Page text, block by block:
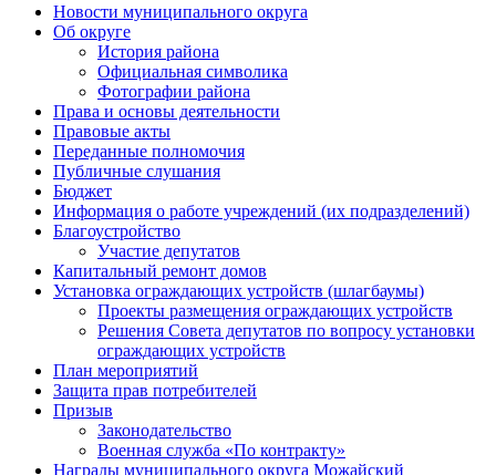
Новости муниципального округа
Об округе
История района
Официальная символика
Фотографии района
Права и основы деятельности
Правовые акты
Переданные полномочия
Публичные слушания
Бюджет
Информация о работе учреждений (их подразделений)
Благоустройство
Участие депутатов
Капитальный ремонт домов
Установка ограждающих устройств (шлагбаумы)
Проекты размещения ограждающих устройств
Решения Совета депутатов по вопросу установки
ограждающих устройств
План мероприятий
Защита прав потребителей
Призыв
Законодательство
Военная служба «По контракту»
Награды муниципального округа Можайский